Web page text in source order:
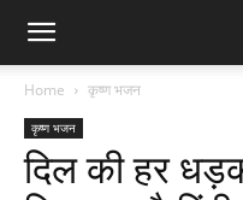
Bhajan
Lyrics
Home कृष्ण भजन
कृष्ण भजन
दिल की हर